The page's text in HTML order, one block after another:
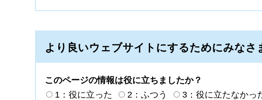
より良いウェブサイトにするためにみなさ
このページの情報は役に立ちましたか？
1：役に立った
2：ふつう
3：役に立たなかっ